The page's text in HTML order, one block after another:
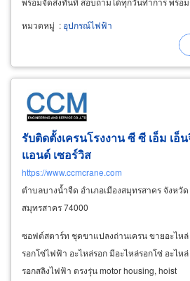
ประกอบตู้คอนโทรล ประกอบตู้ mdb สเปคตามสั่
ขายส่ง ขายปลีกและรับประกอบ ตู้ควบคุมไฟฟ้า
หมวดหมู่ : อุปกรณ์ไฟฟ้า
รับติดตั้งเครนโรงงาน ซี ซี เอ็ม เอ็น
แอนด์ เซอร์วิส
https://www.ccmcrane.com
ตำบลบางน้ำจืด อำเภอเมืองสมุทรสาคร จังหวัด
สมุทรสาคร 74000
ซอฟต์สตาร์ท ชุดขาแปลงถ่านเครน ขายอะไหล่
รอกโซ่ไฟฟ้า อะไหล่รอก มีอะไหล่รอกโซ่ อะไหล่
รอกสลิงไฟฟ้า ตรงรุ่น motor housing, hoist